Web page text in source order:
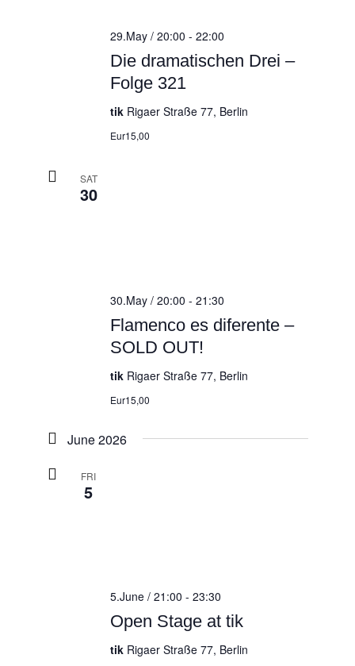
Die dramatischen Drei –
Folge 321
29.May / 20:00 - 22:00
tik Rigaer Straße 77, Berlin
Eur15,00
SAT
30
Flamenco es diferente –
SOLD OUT!
30.May / 20:00 - 21:30
tik Rigaer Straße 77, Berlin
Eur15,00
June 2026
FRI
5
Open Stage at tik
5.June / 21:00 - 23:30
tik Rigaer Straße 77, Berlin